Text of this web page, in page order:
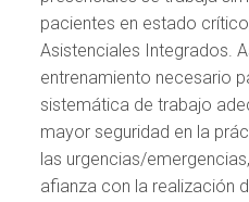
pacientes en estado
Asistenciales Integrados.
entrenamiento necesario
sistemática de trabajo
mayor seguridad en la
las urgencias/
afianza con la realización